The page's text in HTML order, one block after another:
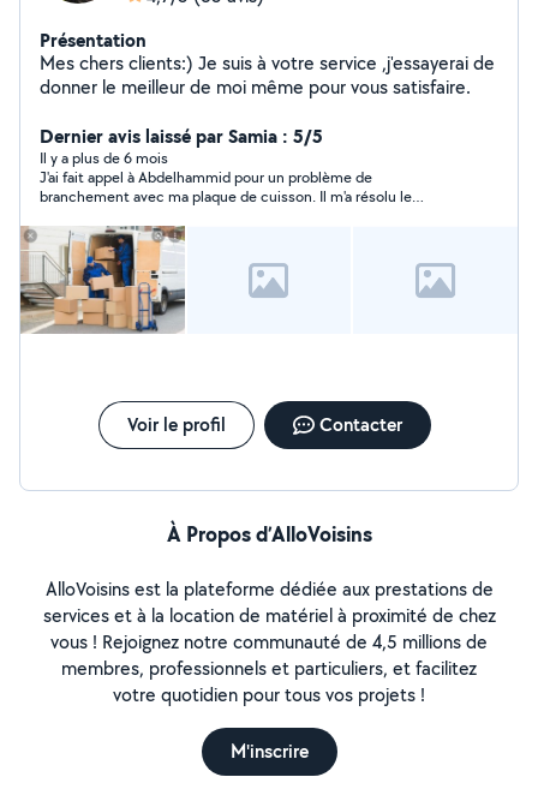
Présentation
Mes chers clients:) Je suis à votre service ,j'essayerai de
donner le meilleur de moi même pour vous satisfaire.
Dernier avis laissé par Samia : 5/5
Il y a plus de 6 mois
J'ai fait appel à Abdelhammid pour un problème de
branchement avec ma plaque de cuisson. Il m'a résolu le
professionnel, réactive et sérieux dans son travail. Travail
soigné avec la patience. Abdelhammid m'a également rendu
service pour un remontage de tiroir alors que c'était pas prévu !!
Je recommande les œil fermés Abdelhammid!
Voir le profil Contacter
À Propos d’AlloVoisins
AlloVoisins est la plateforme dédiée aux prestations de
services et à la location de matériel à proximité de chez
vous ! Rejoignez notre communauté de 4,5 millions de
membres, professionnels et particuliers, et facilitez
votre quotidien pour tous vos projets !
M'inscrire